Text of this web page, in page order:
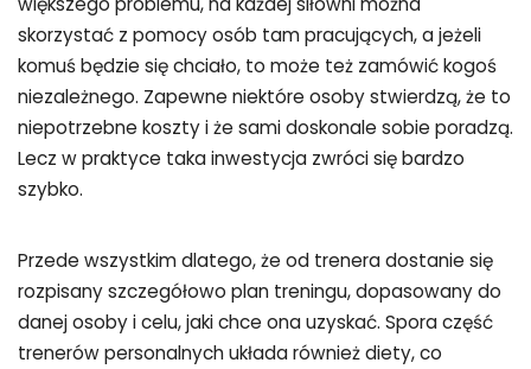
skorzystać z pomocy osób tam pracujących, a jeżeli
komuś będzie się chciało, to może też zamówić kogoś
niezależnego. Zapewne niektóre osoby stwierdzą, że to
niepotrzebne koszty i że sami doskonale sobie poradzą.
Lecz w praktyce taka inwestycja zwróci się bardzo
szybko.
Przede wszystkim dlatego, że od trenera dostanie się
rozpisany szczegółowo plan treningu, dopasowany do
danej osoby i celu, jaki chce ona uzyskać. Spora część
trenerów personalnych układa również diety, co